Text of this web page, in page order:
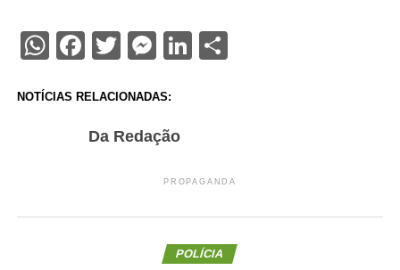
WhatsApp
Facebook
Twitter
Messenger
LinkedIn
Share
NOTÍCIAS RELACIONADAS:
Da Redação
PROPAGANDA
POLÍCIA